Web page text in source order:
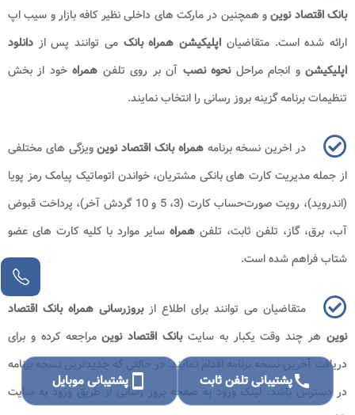
بانک اقتصاد نوینو همچنین در مارکت های داخلی نظیر کافه بازار و سیب اپ
ارائه شده است. متقاضیان اپلیکیشن همراه بانکمی توانند پس از دانلود
اپلیکیشنو انجام مراحلنحوه نصب آن بر روی تلفن همراهخود از بخش
تنظیمات برنامه گزینه بروز رسانی را انتخاب نمایند.
در اخرین نسخه برنامههمراه بانک اقتصاد نوینویزگی های مختلفی
از جمله مدیریت کارت های بانکی مشتریان، خواندن اتوماتیک پیامک رمز پویا
(اندروید)، رویت صورت‌حساب کارت (3، 5 و 10 گردش آخر)، پرداخت قبوض
آب، برق، گاز، تلفن ثابت، تلفن همراه سایر موارد با کلیه کارت ‌های عضو
شتاب فراهم شده است.
متقاضیان می توانند برای اطلاع ازبروزرسانی همراه بانک اقتصاد
نوینهر چند وقت یکبار به سایتبانک اقتصاد نوینمراجعه کرده و برای
دریافت آخرین نسخه برنامه اقدام نمایند. در حالتی که جدیدترین نسخه برنامه
در دسترس باشد، لینک ورود به صفحه بروز رسانی از طریق ورود به سایت
callپشتیبانی تلفن ثابت smartphoneپشتیبانی موبایل